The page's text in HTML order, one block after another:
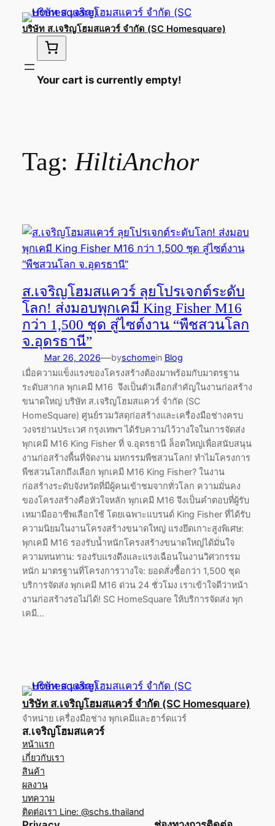
บริษัท ส.เจริญโฮมสแควร์ จำกัด (SC Homesquare)
Your cart is currently empty!
Tag:HiltiAnchor
ส.เจริญโฮมสแควร์ ลุยโปรเจกต์ระดับ
โลก! ส่งมอบพุกเคมี King Fisher M16
กว่า 1,500 ชุด สู่ไซต์งาน “พืชสวนโลก
จ.อุดรธานี”
Mar 26, 2026—byschomein Blog
เมื่อความแข็งแรงของโครงสร้างต้องมาพร้อมกับมาตรฐาน
ระดับสากล พุกเคมี M16 จึงเป็นตัวเลือกสำคัญในงานก่อสร้าง
ขนาดใหญ่ บริษัท ส.เจริญโฮมสแควร์ จำกัด (SC
HomeSquare) ศูนย์รวมวัสดุก่อสร้างและเครื่องมือช่างครบ
วงจรย่านประเวศ กรุงเทพฯ ได้รับความไว้วางใจในการจัดส่ง
พุกเคมี M16 King Fisher ที่ จ.อุดรธานี ล็อตใหญ่เพื่อสนับสนุน
งานก่อสร้างพื้นที่จัดงาน มหกรรมพืชสวนโลก! ทำไมโครงการ
พืชสวนโลกถึงเลือก พุกเคมี M16 King Fisher? ในงาน
ก่อสร้างระดับจังหวัดที่มีผู้คนเข้าชมจากทั่วโลก ความมั่นคง
ของโครงสร้างคือหัวใจหลัก พุกเคมี M16 จึงเป็นคำตอบที่ผู้รับ
เหมามืออาชีพเลือกใช้ โดยเฉพาะแบรนด์ King Fisher ที่ได้รับ
ความนิยมในงานโครงสร้างขนาดใหญ่ แรงยึดเกาะสูงพิเศษ:
พุกเคมี M16 รองรับน้ำหนักโครงสร้างขนาดใหญ่ได้มั่นใจ
ความทนทาน: รองรับแรงดึงและแรงเฉือนในงานวิศวกรรม
หนัก มาตรฐานที่โครงการวางใจ: ยอดสั่งซื้อกว่า 1,500 ชุด
บริการจัดส่ง พุกเคมี M16 ด่วน 24 ชั่วโมง เราเข้าใจดีว่าหน้า
งานก่อสร้างรอไม่ได้! SC HomeSquare ให้บริการจัดส่ง พุก
เคมี…
บริษัท ส.เจริญโฮมสแควร์ จำกัด (SC Homesquare)
จำหน่าย เครื่องมือช่าง พุกเคมีและฮาร์ดแวร์
ส.เจริญโฮมสแควร์
หน้าแรก
เกี่ยวกับเรา
สินค้า
ผลงาน
บทความ
ติดต่อเรา Line: @schs.thailand